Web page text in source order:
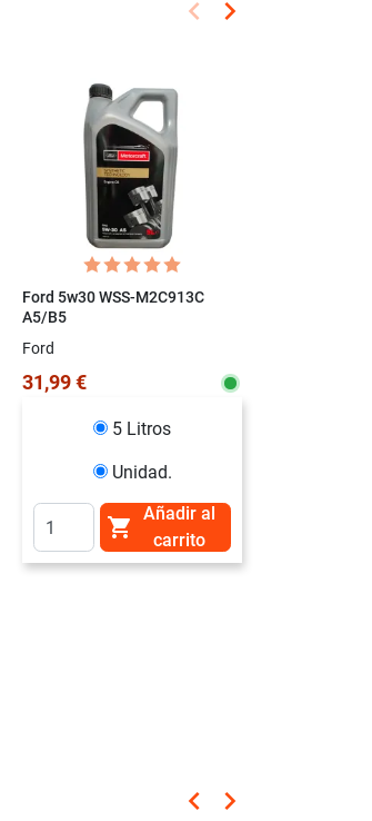
Anterior
keyboard_arrow_left Siguiente
keyboard_arrow_right
Ford 5w30 WSS-M2C913C
A5/B5
Ford
31,99 €
5 Litros
Unidad.

Añadir al
carrito
Anterior
keyboard_arrow_left Siguiente
keyboard_arrow_right